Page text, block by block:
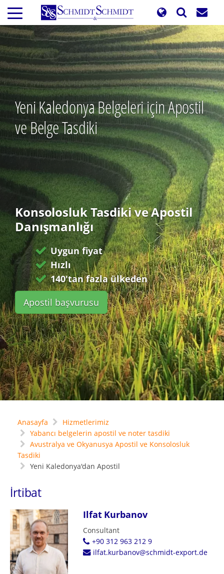
Ana
içeriğe
atla
Yeni Kaledonya Belgeleri için Apostil
ve Belge Tasdiki
Konsolosluk Tasdiki ve Apostil
Danışmanlığı
Uygun fiyat
Hızlı
140'tan fazla ülkeden
Apostil başvurusu
Anasayfa
Hizmetlerimiz
Yabancı belgelerin apostil ve noter tasdiki
Avustralya ve Okyanusya Apostil ve Konsolosluk
Tasdiki
Yeni Kaledonya'dan Apostil
İrtibat
Ilfat Kurbanov
Consultant
+90 312 963 212 9
ilfat.kurbanov@schmidt-export.de